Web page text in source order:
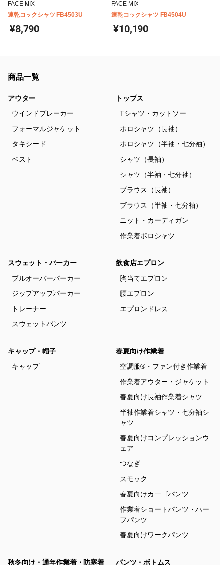
FACE MIX
速乾コックシャツ FB4503U
¥8,790
FACE MIX
速乾コックシャツ FB4504U
¥10,190
商品一覧
アウター
ウインドブレーカー
フォーマルジャケット
タキシード
ベスト
トップス
Tシャツ・カットソー
ポロシャツ（長袖）
ポロシャツ（半袖・七分袖）
シャツ（長袖）
シャツ（半袖・七分袖）
ブラウス（長袖）
ブラウス（半袖・七分袖）
ニット・カーディガン
作業着ポロシャツ
スウェット・パーカー
プルオーバーパーカー
ジップアップパーカー
トレーナー
スウェットパンツ
飲食店エプロン
胸当てエプロン
腰エプロン
エプロンドレス
キャップ・帽子
キャップ
春夏向け作業着
空調服®・ファン付き作業着
作業着アウター・ジャケット
春夏向け長袖作業着シャツ
半袖作業着シャツ・七分袖シ
ャツ
春夏向けコンプレッションウ
ェア
つなぎ
スモック
春夏向けカーゴパンツ
作業着ショートパンツ・ハー
フパンツ
春夏向けワークパンツ
秋冬向け・通年作業着・防寒着 パンツ・ボトムス